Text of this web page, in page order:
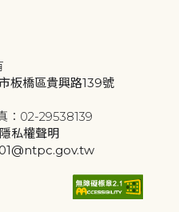
板橋區貴興路139號
：02-29538139
隱私權聲明